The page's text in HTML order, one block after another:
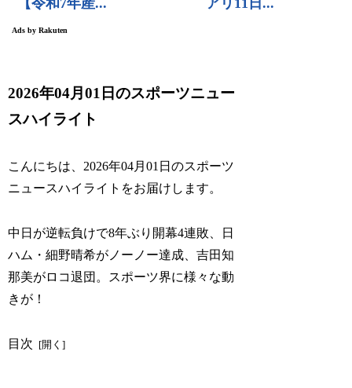
2026年04月01日のスポーツニュー
スハイライト
こんにちは、2026年04月01日のスポーツ
ニュースハイライトをお届けします。
中日が逆転負けで8年ぶり開幕4連敗、日
ハム・細野晴希がノーノー達成、吉田知
那美がロコ退団。スポーツ界に様々な動
きが！
目次